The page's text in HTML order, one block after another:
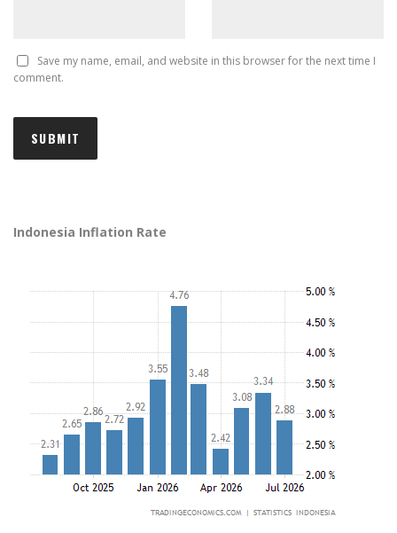
Save my name, email, and website in this browser for the next time I
comment.
Indonesia Inflation Rate